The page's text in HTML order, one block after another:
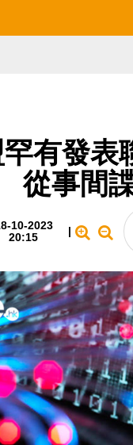
有發表
從事間
10-2023
20:15
|